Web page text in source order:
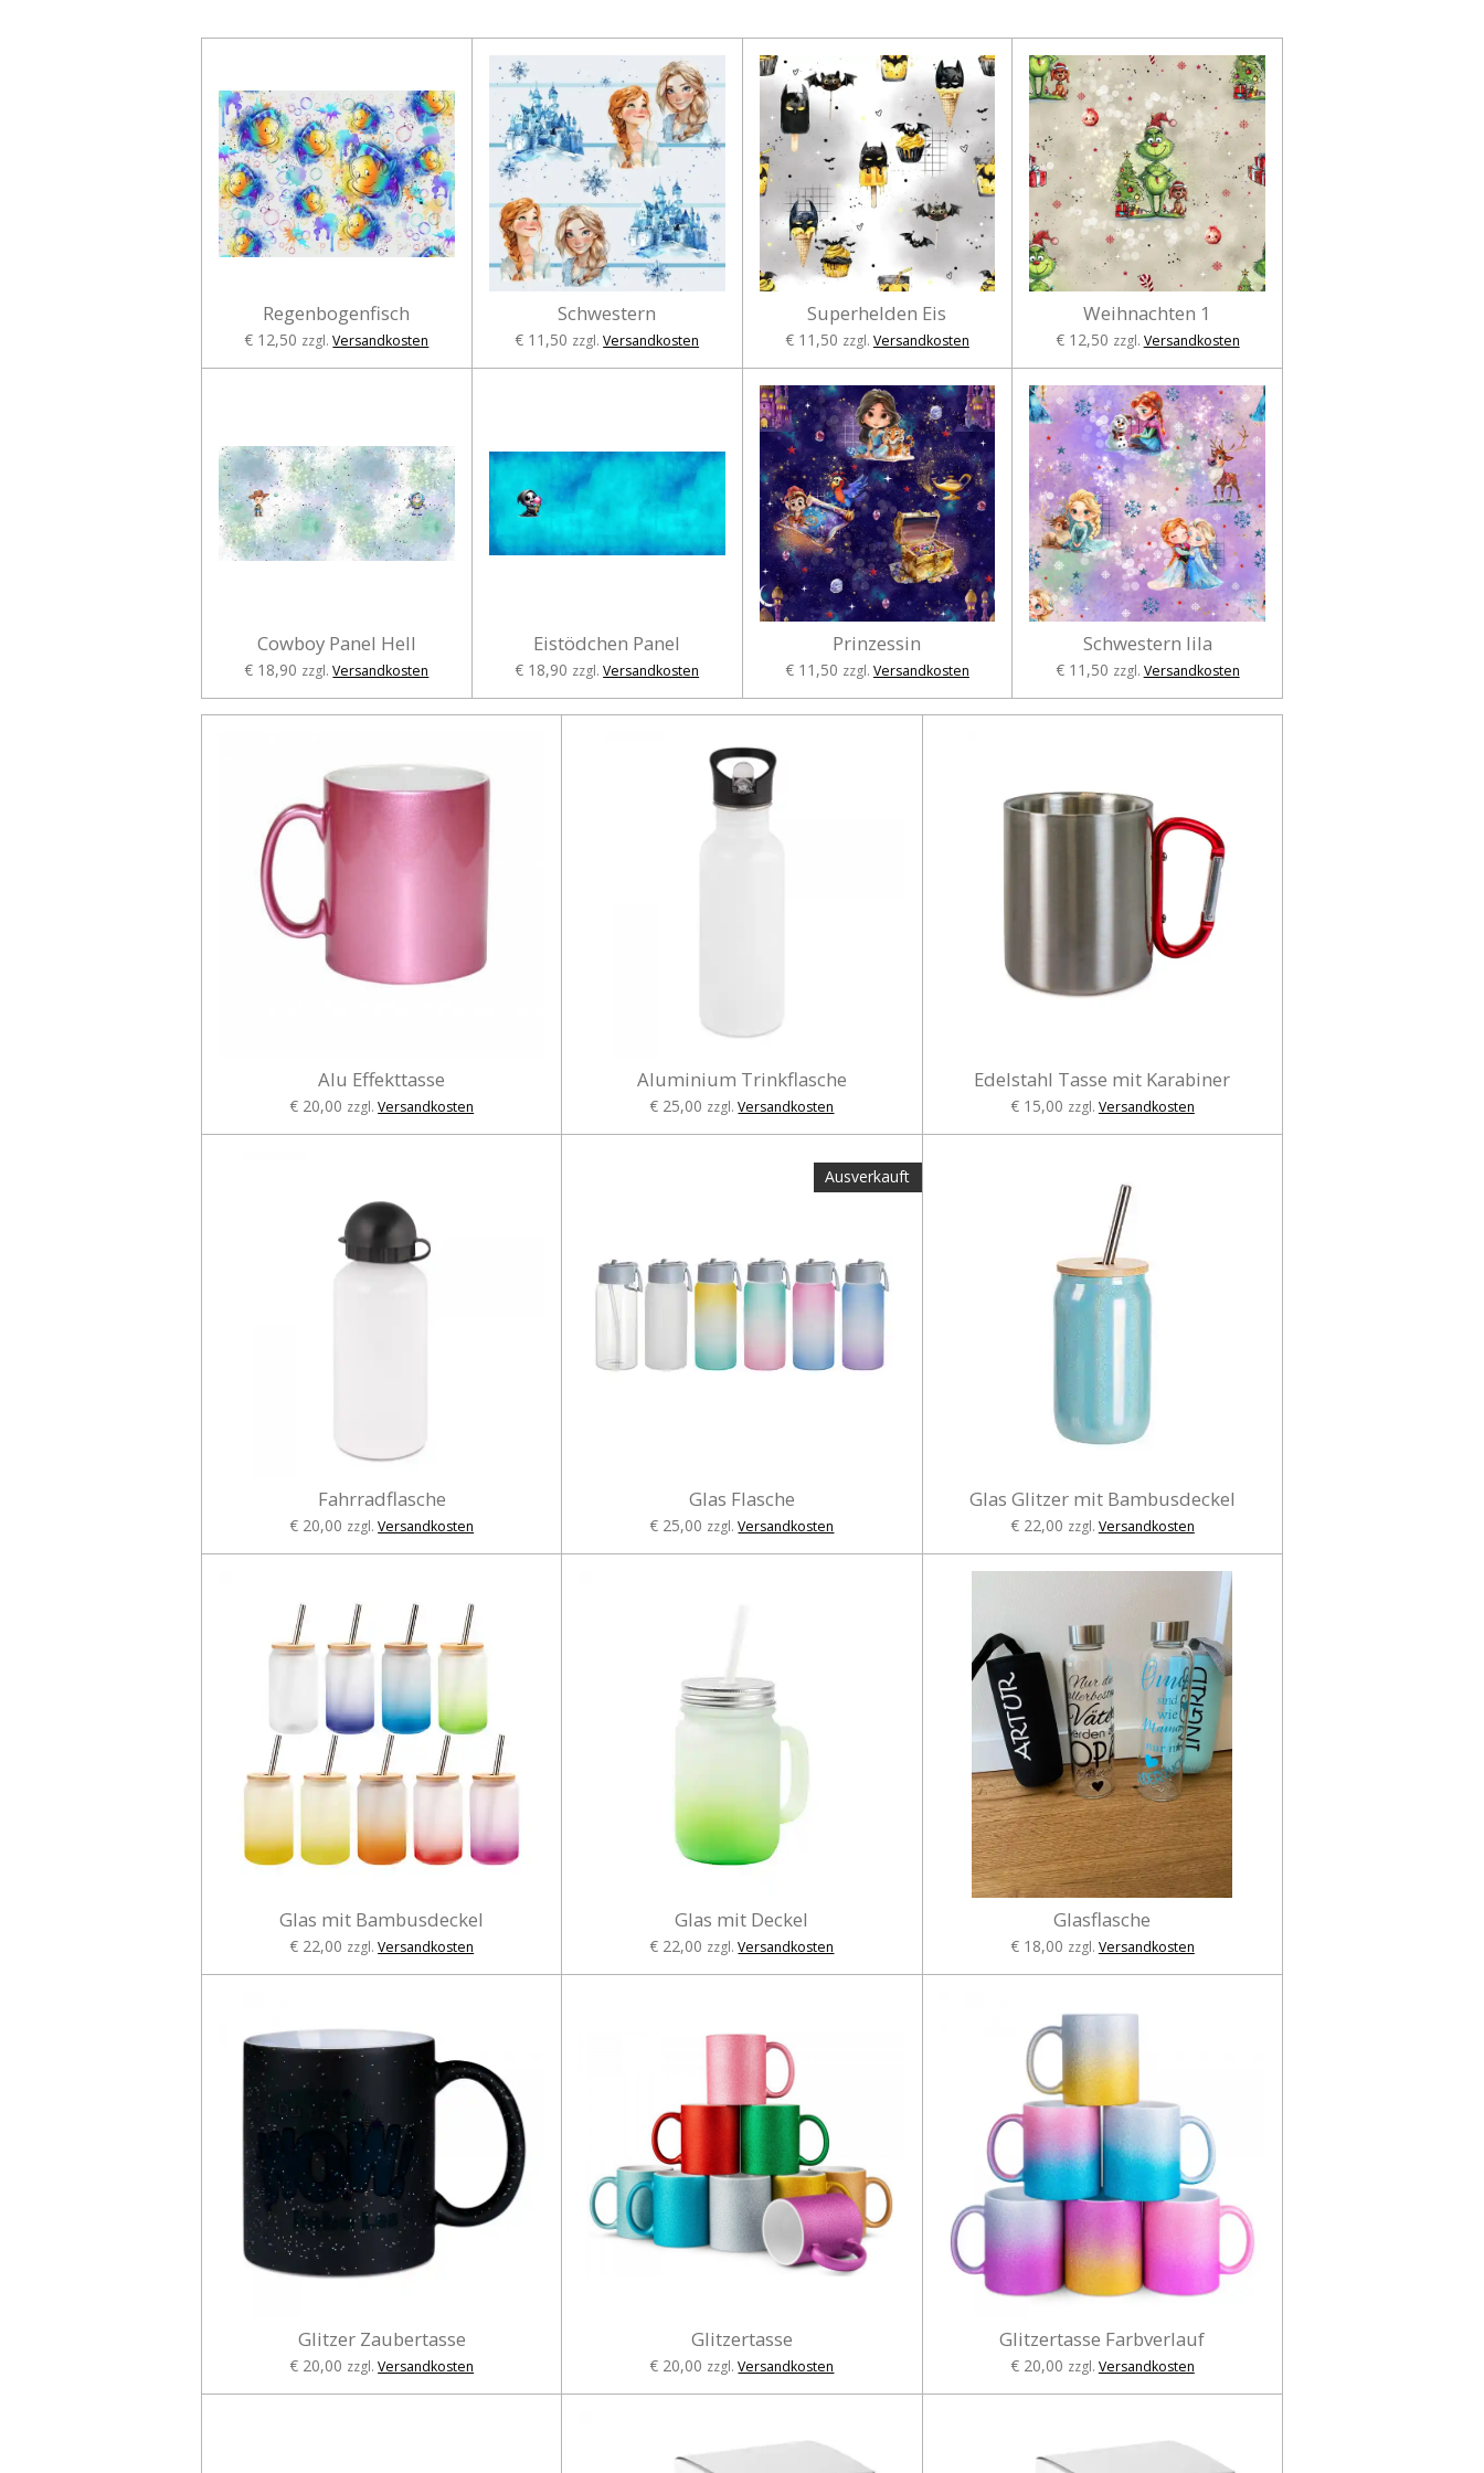
Regenbogenfisch
€ 12,50 zzgl.Versandkosten
Schwestern
€ 11,50 zzgl.Versandkosten
Superhelden Eis
€ 11,50 zzgl. Versandkosten
Weihnachten 1
€ 12,50 zzgl. Versandkosten
Cowboy Panel Hell
€ 18,90 zzgl.Versandkosten
Eistödchen Panel
€ 18,90 zzgl.Versandkosten
Prinzessin
€ 11,50 zzgl. Versandkosten
Schwestern lila
€ 11,50 zzgl. Versandkosten
Alu Effekttasse
€ 20,00 zzgl.Versandkosten
Aluminium Trinkflasche
€ 25,00 zzgl.Versandkosten
Edelstahl Tasse mit Karabiner
€ 15,00 zzgl. Versandkosten
Fahrradflasche
€ 20,00 zzgl.Versandkosten
Ausverkauft
Glas Flasche
€ 25,00 zzgl.Versandkosten
Glas Glitzer mit Bambusdeckel
€ 22,00 zzgl. Versandkosten
Glas mit Bambusdeckel
€ 22,00 zzgl.Versandkosten
Glas mit Deckel
€ 22,00 zzgl.Versandkosten
Glasflasche
€ 18,00 zzgl. Versandkosten
Glitzer Zaubertasse
€ 20,00 zzgl.Versandkosten
Glitzertasse
€ 20,00 zzgl.Versandkosten
Glitzertasse Farbverlauf
€ 20,00 zzgl. Versandkosten